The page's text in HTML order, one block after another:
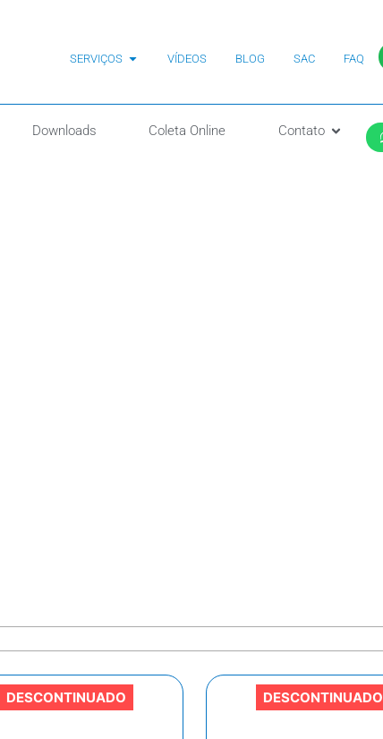
SERVIÇOS VÍDEOS BLOG SAC FAQ
Downloads Coleta Online Contato
DESCONTINUADO DESCONTINUADO